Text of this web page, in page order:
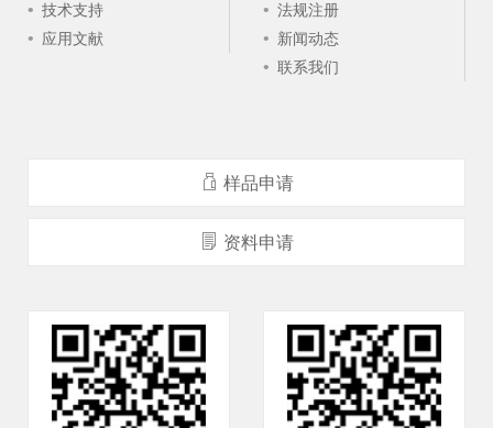
技术支持
应用文献
法规注册
新闻动态
联系我们
样品申请
资料申请